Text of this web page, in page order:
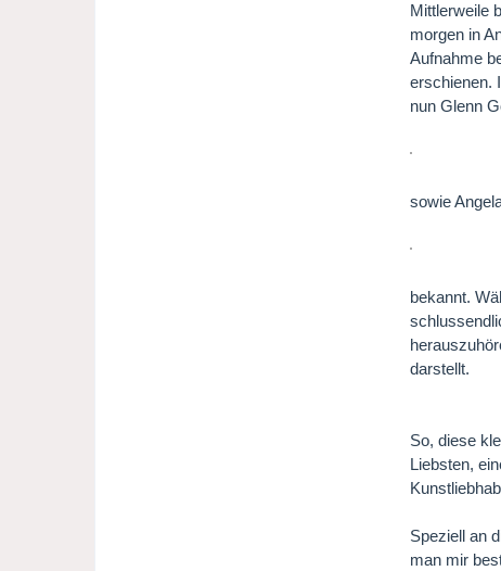
Mittlerweile
morgen in
Aufnahme
erschienen.
nun Glenn
sowie
bekannt.
darstellt.
So, diese
Liebsten,
Speziell an
man mir